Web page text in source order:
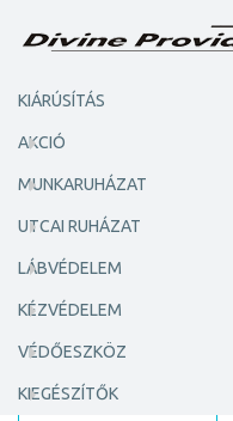
KIÁRÚSÍTÁS
AKCIÓ
MUNKARUHÁZAT
UTCAI RUHÁZAT
LÁBVÉDELEM
KÉZVÉDELEM
VÉDŐESZKÖZ
KIEGÉSZÍTŐK